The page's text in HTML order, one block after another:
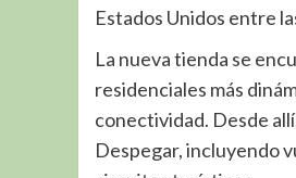
Estados Unidos entre
La nueva tienda se
residenciales más
conectividad. Desde
Despegar, incluyendo